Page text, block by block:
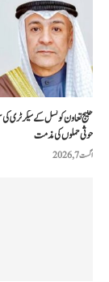
خلیج تعاون کونسل کے سیکرٹری کی
حوثی حملوں کی مذمت
اگست 7, 2026